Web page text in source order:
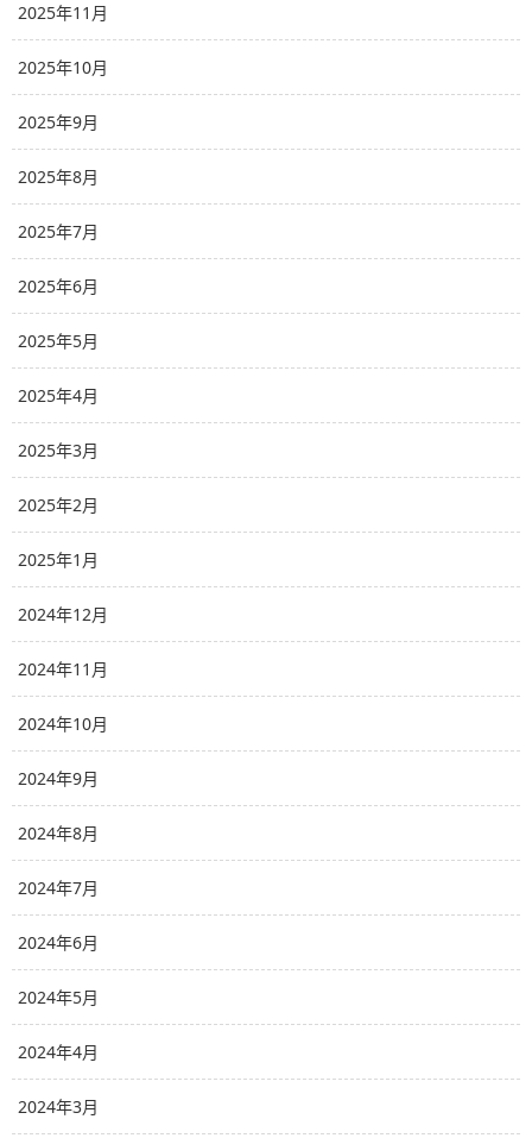
2025年11月
2025年10月
2025年9月
2025年8月
2025年7月
2025年6月
2025年5月
2025年4月
2025年3月
2025年2月
2025年1月
2024年12月
2024年11月
2024年10月
2024年9月
2024年8月
2024年7月
2024年6月
2024年5月
2024年4月
2024年3月